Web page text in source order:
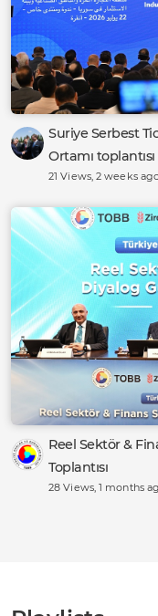
Suriye Serbest
Ortamı toplantısı
21 Views, 2 weeks
Reel Sektör &
Toplantısı
28 Views, 1 months